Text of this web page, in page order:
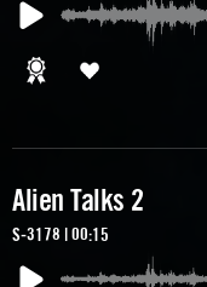
Alien Talks 2
S-3178 | 00:15